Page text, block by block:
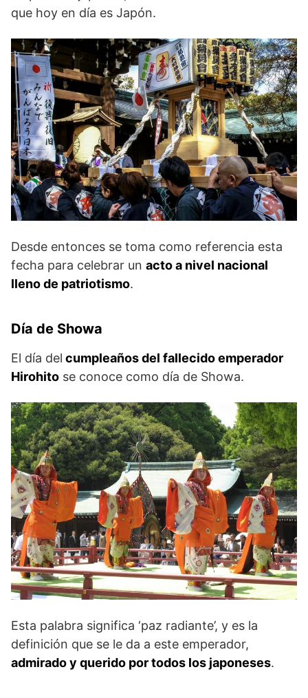
que hoy en día es Japón.
Desde entonces se toma como referencia esta
fecha para celebrar un acto a nivel nacional
lleno de patriotismo.
Día de Showa
El día del cumpleaños del fallecido emperador
Hirohito se conoce como día de Showa.
Esta palabra significa ‘paz radiante’, y es la
definición que se le da a este emperador,
admirado y querido por todos los japoneses.